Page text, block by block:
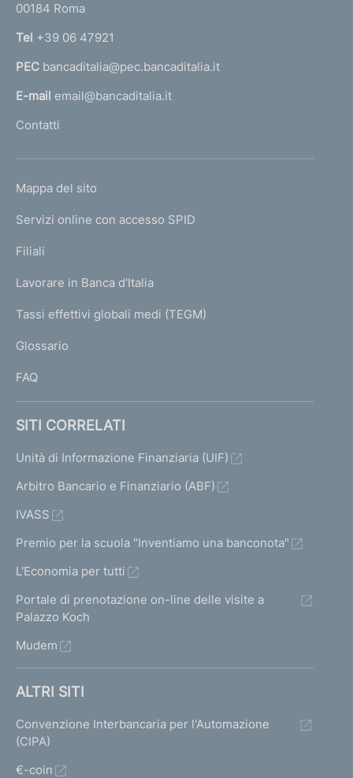
r
n
a
l
'
m
e
a
g
00184 Roma
Tel +39 06 47921
PEC bancaditalia@pec.bancaditalia.it
E-mail email@bancaditalia.it
Contatti
L
N
K
T
I
I
Mappa del sito
Servizi online con accesso SPID
Filiali
Lavorare in Banca d'Italia
Tassi effettivi globali medi (TEGM)
Glossario
FAQ
SITI CORRELATI
Unità di Informazione Finanziaria (UIF)
Arbitro Bancario e Finanziario (ABF)
IVASS
Premio per la scuola "Inventiamo una banconota"
L'Economia per tutti
Portale di prenotazione on-line delle visite a
Palazzo Koch
Mudem
ALTRI SITI
Convenzione Interbancaria per l'Automazione
(CIPA)
€-coin